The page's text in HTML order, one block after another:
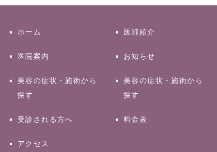
ホーム 医師紹介
医院案内 お知らせ
美容の症状・施術から
探す
美容の症状・施術から
探す
受診される方へ 料金表
アクセス